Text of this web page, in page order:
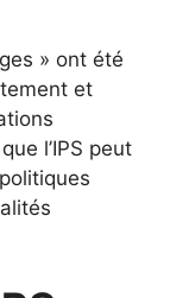
» ont été
et
l’IPS peut